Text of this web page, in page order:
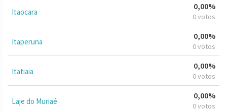
Itaocara
0,00%
0 votos
Itaperuna
0,00%
0 votos
Itatiaia
0,00%
0 votos
Laje do Muriaé
0,00%
0 votos